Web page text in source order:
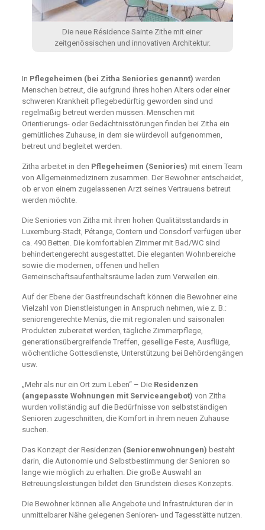
Die neue Résidence Sainte Zithe mit einer
zeitgenössischen und innovativen Architektur.
In Pflegeheimen (bei Zitha Seniories genannt) werden
Menschen betreut, die aufgrund ihres hohen Alters oder einer
schweren Krankheit pflegebedürftig geworden sind und
regelmäßig betreut werden müssen. Menschen mit
Orientierungs- oder Gedächtnisstörungen finden bei Zitha ein
gemütliches Zuhause, in dem sie würdevoll aufgenommen,
betreut und begleitet werden.
Zitha arbeitet in den Pflegeheimen (Seniories) mit einem Team
von Allgemeinmedizinern zusammen. Der Bewohner entscheidet,
ob er von einem zugelassenen Arzt seines Vertrauens betreut
werden möchte.
Die Seniories von Zitha mit ihren hohen Qualitätsstandards in
Luxemburg-Stadt, Pétange, Contern und Consdorf verfügen über
ca. 490 Betten. Die komfortablen Zimmer mit Bad/WC sind
behindertengerecht ausgestattet. Die eleganten Wohnbereiche
sowie die modernen, offenen und hellen
Gemeinschaftsaufenthaltsräume laden zum Verweilen ein.
Auf der Ebene der Gastfreundschaft können die Bewohner eine
Vielzahl von Dienstleistungen in Anspruch nehmen, wie z. B.:
seniorengerechte Menüs, die mit regionalen und saisonalen
Produkten zubereitet werden, tägliche Zimmerpflege,
generationsübergreifende Treffen, gesellige Feste, Ausflüge,
wöchentliche Gottesdienste, Unterstützung bei Behördengängen
usw.
„Mehr als nur ein Ort zum Leben“ – Die Residenzen
(angepasste Wohnungen mit Serviceangebot) von Zitha
wurden vollständig auf die Bedürfnisse von selbstständigen
Senioren zugeschnitten, die Komfort in ihrem neuen Zuhause
suchen.
Das Konzept der Residenzen (Seniorenwohnungen) besteht
darin, die Autonomie und Selbstbestimmung der Senioren so
lange wie möglich zu erhalten. Die große Auswahl an
Betreuungsleistungen bildet den Grundstein dieses Konzepts.
Die Bewohner können alle Angebote und Infrastrukturen der in
unmittelbarer Nähe gelegenen Senioren- und Tagesstätte nutzen.